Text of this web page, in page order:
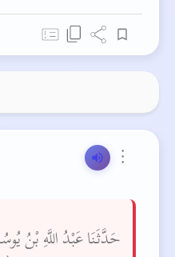
⋮
حَدَّثَنَا عَبْدُ اللَّهِ بْنُ